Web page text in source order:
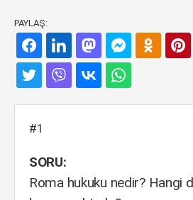
PAYLAŞ:
#1
SORU:
Roma hukuku nedir? Hangi